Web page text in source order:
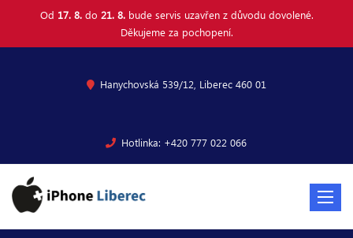
Od 17. 8.do 21. 8.bude servis uzavřen z důvodu dovolené.
Děkujeme za pochopení.
Hanychovská 539/12, Liberec 460 01
Hotlinka: +420 777 022 066
Toggle